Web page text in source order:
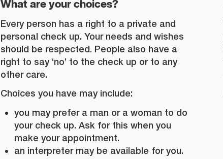
What are your choices?
Every person has a right to a private and
personal check up. Your needs and wishes
should be respected. People also have a
right to say ‘no’ to the check up or to any
other care.
Choices you have may include:
you may prefer a man or a woman to do
your check up. Ask for this when you
make your appointment.
an interpreter may be available for you.